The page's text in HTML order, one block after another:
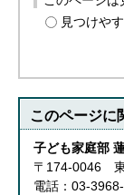
見つけや
このページに
子ども家庭部
〒174-0046
電話：03-